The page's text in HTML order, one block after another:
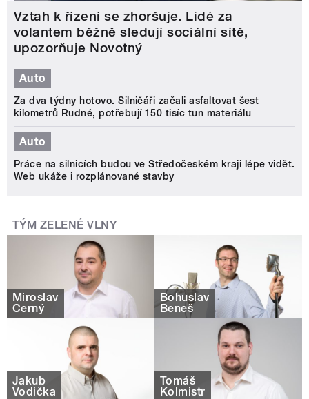
Vztah k řízení se zhoršuje. Lidé za
volantem běžně sledují sociální sítě,
upozorňuje Novotný
Auto
Za dva týdny hotovo. Silničáři začali asfaltovat šest
kilometrů Rudné, potřebují 150 tisíc tun materiálu
Auto
Práce na silnicích budou ve Středočeském kraji lépe vidět.
Web ukáže i rozplánované stavby
TÝM ZELENÉ VLNY
Miroslav
Černý
Bohuslav
Beneš
Jakub
Vodička
Tomáš
Kolmistr